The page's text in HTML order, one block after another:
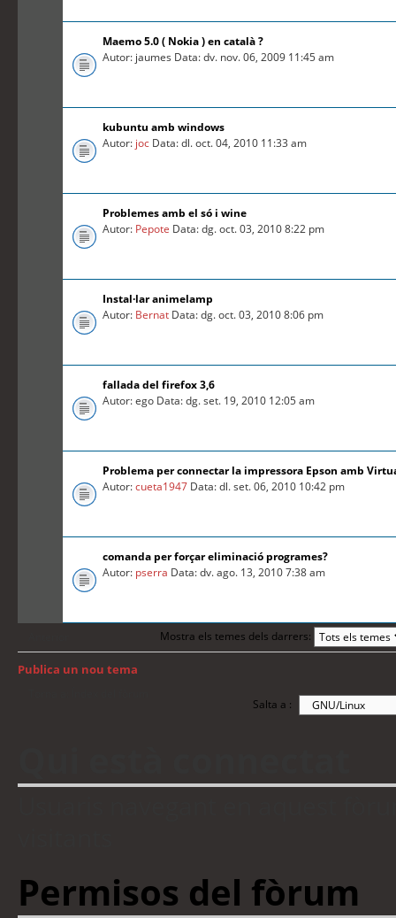
Maemo 5.0 ( Nokia ) en català ?
Autor: jaumes Data: dv. nov. 06, 2009 11:45 am
kubuntu amb windows
Autor: joc Data: dl. oct. 04, 2010 11:33 am
Problemes amb el só i wine
Autor: Pepote Data: dg. oct. 03, 2010 8:22 pm
Instal·lar animelamp
Autor: Bernat Data: dg. oct. 03, 2010 8:06 pm
fallada del firefox 3,6
Autor: ego Data: dg. set. 19, 2010 12:05 am
Problema per connectar la impressora Epson amb
Autor:cueta1947 Data: dl. set. 06, 2010 10:42 pm
comanda per forçar eliminació programes?
Autor: pserra Data: dv. ago. 13, 2010 7:38 am
Mostra els temes dels darrers:
Publica un nou tema
Salta a :
Permisos del fòrum